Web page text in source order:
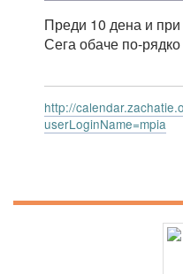
Преди 10 дена и
Сега обаче по-
http://
userLoginName=mpia